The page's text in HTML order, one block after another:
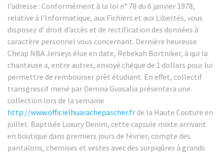
l’adresse : Conformément à la loi n° 78 du 6 janvier 1978,
relative à l’Informatique, aux Fichiers et aux Libertés, vous
disposez d’ droit d’accès et de rectification des données à
caractère personnel vous concernant. Dernière heureuse
Cheap NBA Jerseys élue en date, Rebekah Bortniker, à qui la
chanteuse a, entre autres, envoyé chèque de 1 dollars pour lui
permettre de rembourser prêt étudiant. En effet, collectif
transgressif mené par Demna Gvasalia présentera une
collection lors de la semaine
http://www.officielhuarachepascher.fr de la Haute Couture en
juillet. Baptisée Luxury Denim, cette capsule mixte arrivant
en boutique dans premiers jours de février, compte des
pantalons, chemises et vestes avec des surpiqûres à grands